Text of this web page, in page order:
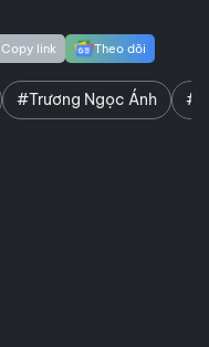
Copy link Theo dõi
#Trương Ngọc Ánh